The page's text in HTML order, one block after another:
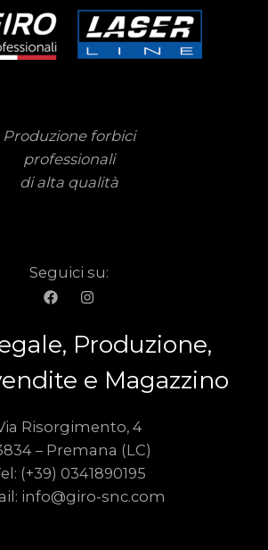
Produzione forbici
professionali
di alta qualità
Seguici su:
Produzione,
e Magazzino
Risorgimento, 4
– Premana (LC)
(+39) 0341890195
info@giro-snc.com